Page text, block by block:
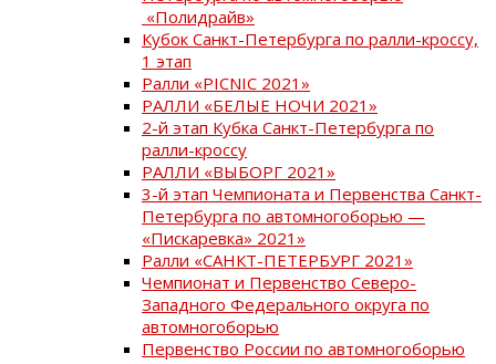
«Полидрайв»
Кубок Санкт-Петербурга по ралли-кроссу,
1 этап
Ралли «PICNIC 2021»
РАЛЛИ «БЕЛЫЕ НОЧИ 2021»
2-й этап Кубка Санкт-Петербурга по
ралли-кроссу
РАЛЛИ «ВЫБОРГ 2021»
3-й этап Чемпионата и Первенства Санкт-
Петербурга по автомногоборью —
«Пискаревка» 2021»
Ралли «САНКТ-ПЕТЕРБУРГ 2021»
Чемпионат и Первенство Северо-
Западного Федерального округа по
автомногоборью
Первенство России по автомногоборью